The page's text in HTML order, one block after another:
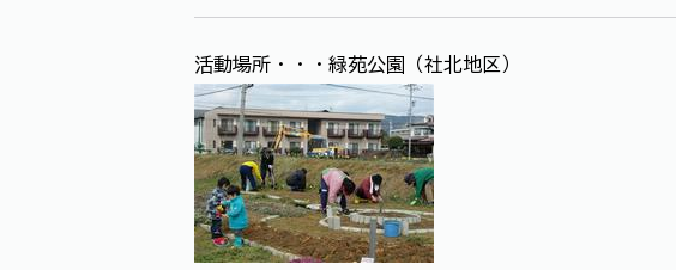
活動場所・・・緑苑公園（社北地区）